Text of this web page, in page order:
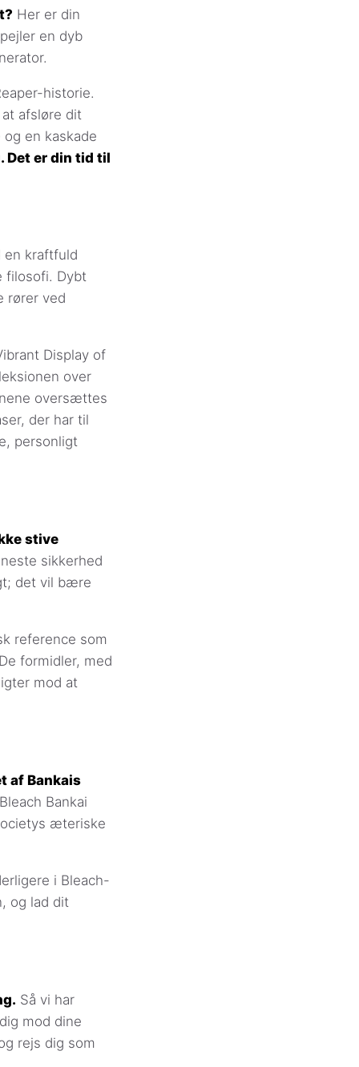
Her er din
en dyb
historie.
afsløre dit
en kaskade
Det er din tid til
en kraftfuld
filosofi. Dybt
rører ved
Display of
over
oversættes
der har til
personligt
stive
sikkerhed
det vil bære
reference som
formidler, med
mod at
af Bankais
Bankai
æteriske
i Bleach-
og lad dit
Så vi har
mod dine
rejs dig som